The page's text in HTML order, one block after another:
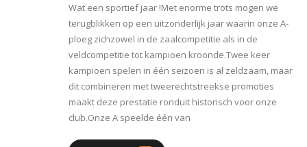
Wat een sportief jaar !Met enorme trots mogen we
terugblikken op een uitzonderlijk jaar waarin onze A-
ploeg zichzowel in de zaalcompetitie als in de
veldcompetitie tot kampioen kroonde.Twee keer
kampioen spelen in één seizoen is al zeldzaam, maar
dit combineren met tweerechtstreekse promoties
maakt deze prestatie ronduit historisch voor onze
club.Onze A speelde één van